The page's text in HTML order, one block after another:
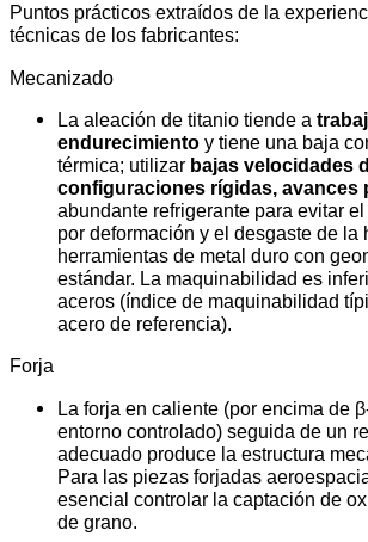
Puntos prácticos extraídos de la
técnicas de los fabricantes:
Mecanizado
La aleación de titanio tiende a
endurecimiento y tiene una baja
térmica; utilizar bajas velocidades
configuraciones rígidas, avances
abundante refrigerante para evitar
por deformación y el desgaste de la
herramientas de metal duro con
estándar. La maquinabilidad es
aceros (índice de maquinabilidad
acero de referencia).
Forja
La forja en caliente (por encima de
entorno controlado) seguida de un
adecuado produce la estructura
Para las piezas forjadas
esencial controlar la captación de
de grano.